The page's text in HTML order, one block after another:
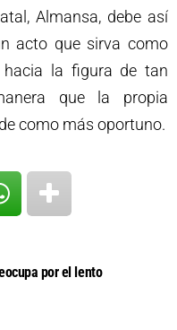
Almansa, debe así
acto que sirva como
hacia la figura de tan
que la propia
como más oportuno.
por el lento